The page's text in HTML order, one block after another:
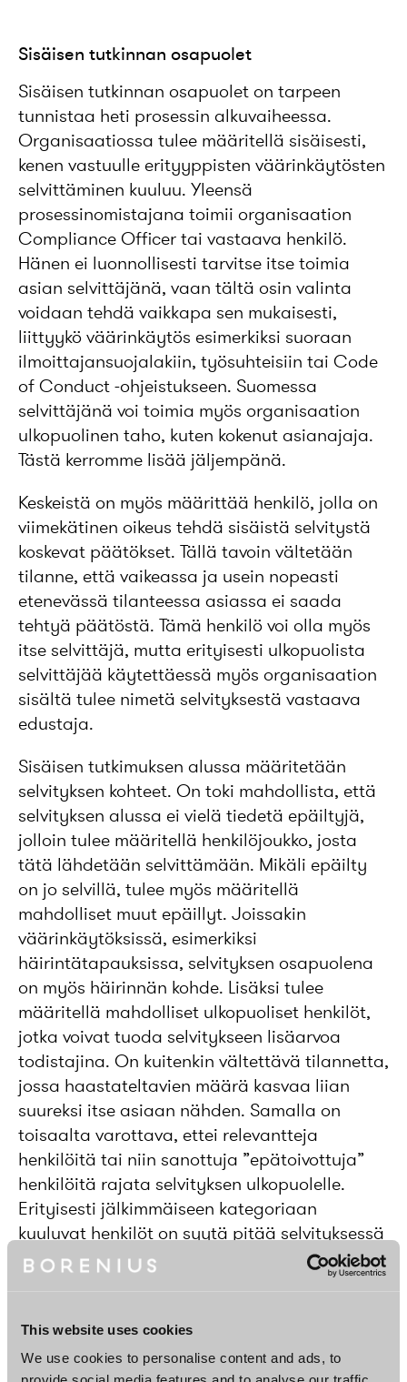
This website uses cookies
We use cookies to personalise content and ads, to
Sisäisen tutkinnan osapuolet
Sisäisen tutkinnan osapuolet on tarpeen
tunnistaa heti prosessin alkuvaiheessa.
Organisaatiossa tulee määritellä sisäisesti,
kenen vastuulle erityyppisten väärinkäytösten
selvittäminen kuuluu. Yleensä
prosessinomistajana toimii organisaation
Compliance Officer tai vastaava henkilö.
Hänen ei luonnollisesti tarvitse itse toimia
asian selvittäjänä, vaan tältä osin valinta
voidaan tehdä vaikkapa sen mukaisesti,
liittyykö väärinkäytös esimerkiksi suoraan
ilmoittajansuojalakiin, työsuhteisiin tai Code
of Conduct -ohjeistukseen. Suomessa
selvittäjänä voi toimia myös organisaation
ulkopuolinen taho, kuten kokenut asianajaja.
Tästä kerromme lisää jäljempänä.
Keskeistä on myös määrittää henkilö, jolla on
viimekätinen oikeus tehdä sisäistä selvitystä
koskevat päätökset. Tällä tavoin vältetään
tilanne, että vaikeassa ja usein nopeasti
etenevässä tilanteessa asiassa ei saada
tehtyä päätöstä. Tämä henkilö voi olla myös
itse selvittäjä, mutta erityisesti ulkopuolista
selvittäjää käytettäessä myös organisaation
sisältä tulee nimetä selvityksestä vastaava
edustaja.
Sisäisen tutkimuksen alussa määritetään
selvityksen kohteet. On toki mahdollista, että
selvityksen alussa ei vielä tiedetä epäiltyjä,
jolloin tulee määritellä henkilöjoukko, josta
tätä lähdetään selvittämään. Mikäli epäilty
on jo selvillä, tulee myös määritellä
mahdolliset muut epäillyt. Joissakin
väärinkäytöksissä, esimerkiksi
häirintätapauksissa, selvityksen osapuolena
on myös häirinnän kohde. Lisäksi tulee
määritellä mahdolliset ulkopuoliset henkilöt,
jotka voivat tuoda selvitykseen lisäarvoa
todistajina. On kuitenkin vältettävä tilannetta,
jossa haastateltavien määrä kasvaa liian
suureksi itse asiaan nähden. Samalla on
toisaalta varottava, ettei relevantteja
henkilöitä tai niin sanottuja ”epätoivottuja”
henkilöitä rajata selvityksen ulkopuolelle.
Erityisesti jälkimmäiseen kategoriaan
kuuluvat henkilöt on syytä pitää selvityksessä
mukana, jotta mahdolliset väitteet selvityksen
Asianosaisten erilaiset oikeudet tulee
huomioida prosessin aikana. Esimerkiksi
epäillylle on syytä tuoda heti prosessin